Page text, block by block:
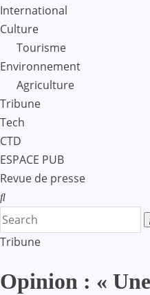
International
Culture
Tourisme
Environnement
Agriculture
Tribune
Tech
CTD
ESPACE PUB
Revue de presse
Tribune
Opinion : «